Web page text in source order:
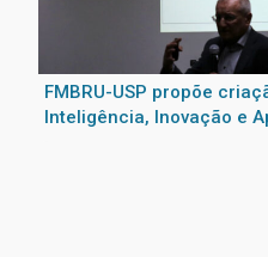
FMBRU-USP propõe
Inteligência, Inovação e